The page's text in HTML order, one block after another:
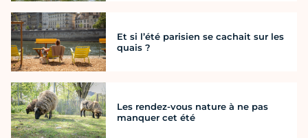
Et si l’été parisien se cachait sur les
quais ?
Les rendez-vous nature à ne pas
manquer cet été